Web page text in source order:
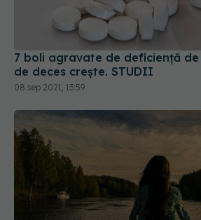
7 boli agravate de deficiență de
de deces crește. STUDII
08 sep 2021, 13:59